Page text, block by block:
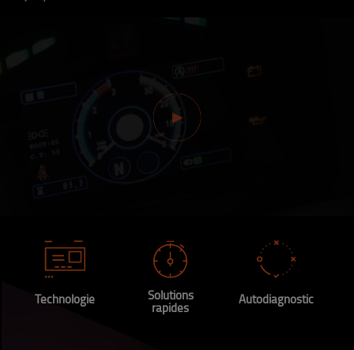
Technologie Solutions
rapides
Autodiagnostic